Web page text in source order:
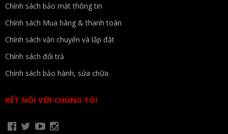
Chính sách bảo mật thông tin
Chính sách Mua hàng & thanh toán
Chính sách vận chuyển và lắp đặt
Chính sách đổi trả
Chính sách bảo hành, sửa chữa
KẾT NỐI VỚI CHÚNG TÔI